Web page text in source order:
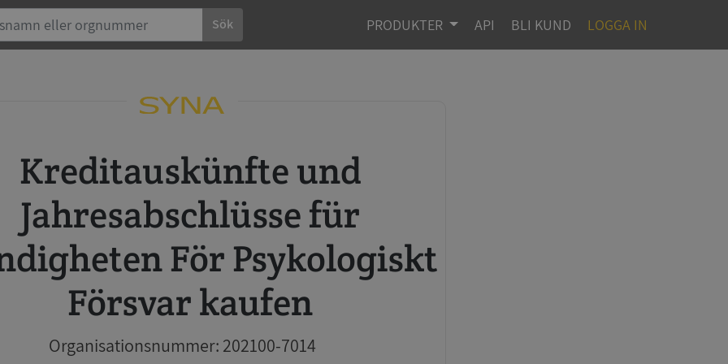
Sök PRODUKTER API BLI KUND LOGGA IN
Kreditauskünfte und
Jahresabschlüsse für
För Psykologiskt
Försvar kaufen
Organisationsnummer: 202100-7014